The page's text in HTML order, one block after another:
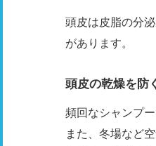
頭皮は皮脂の分
があります。
頭皮の乾燥を防
頻回なシャンプ
また、冬場など